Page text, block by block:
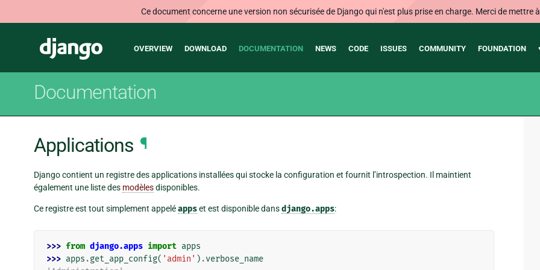
Ce document concerne une version non sécurisée de Django qui n'est plus prise en charge. Merci de mettre
Django
Main
OVERVIEW DOWNLOAD DOCUMENTATION NEWS CODE ISSUES COMMUNITY FOUNDATION
Documentation
Applications ¶
Django contient un registre des applications installées qui stocke la configuration et fournit l’introspection. Il maintient
également une liste des modèlesdisponibles.
Ce registre est tout simplement appeléappset est disponible dansdjango.apps:
>>> from django.apps import apps
>>> apps .get_app_config( 'admin' ) .verbose_name